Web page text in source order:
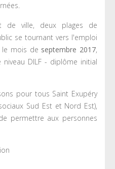
de ville, deux plages de
se tournant vers l'emploi
le mois de septembre 2017,
DILF - diplôme initial
pour tous Saint Exupéry
Sud Est et Nord Est),
permettre aux personnes